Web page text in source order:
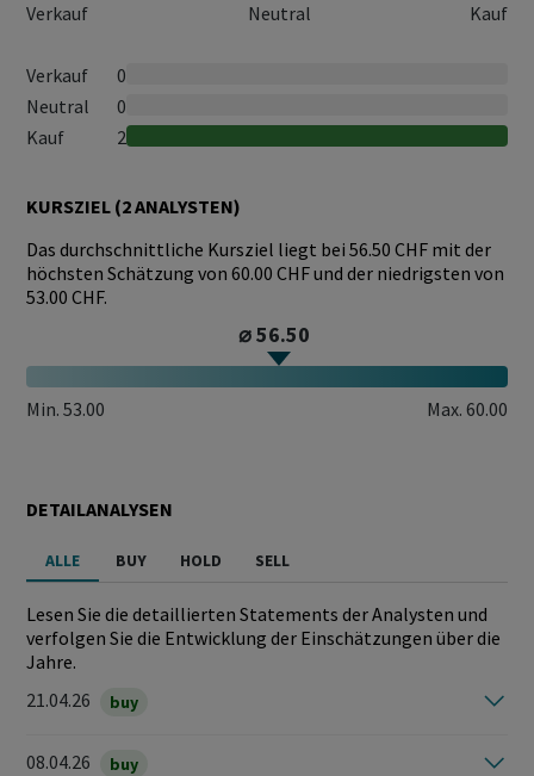
Verkauf Neutral Kauf
Verkauf
0
Neutral
0
Kauf
2
KURSZIEL (2ANALYSTEN)
Das durchschnittliche Kursziel liegt bei 56.50 CHF mit der
höchsten Schätzung von 60.00 CHF und der niedrigsten von
53.00 CHF.
⌀ 56.50
Min. 53.00 Max. 60.00
DETAILANALYSEN
ALLE BUY HOLD SELL
Lesen Sie die detaillierten Statements der Analysten und
verfolgen Sie die Entwicklung der Einschätzungen über die
Jahre.
21.04.26
buy
08.04.26 buy